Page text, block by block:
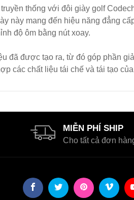
thống với đôi giày golf
này mang đến hiệu năng đẳng
độ ôm bằng nút xoay.
đã được tạo ra, từ đó góp phần
các chất liệu tái chế và tái tạo
MIỄN PHÍ SHIP
Cho tất cả đơn